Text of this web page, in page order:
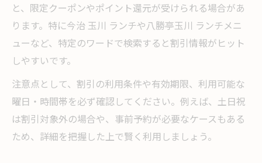
と、限定クーポンやポイント還元が受けられる場合があ
ります。特に今治 玉川 ランチや八勝亭玉川 ランチメニ
ューなど、特定のワードで検索すると割引情報がヒット
しやすいです。
注意点として、割引の利用条件や有効期限、利用可能な
曜日・時間帯を必ず確認してください。例えば、土日祝
は割引対象外の場合や、事前予約が必要なケースもある
ため、詳細を把握した上で賢く利用しましょう。